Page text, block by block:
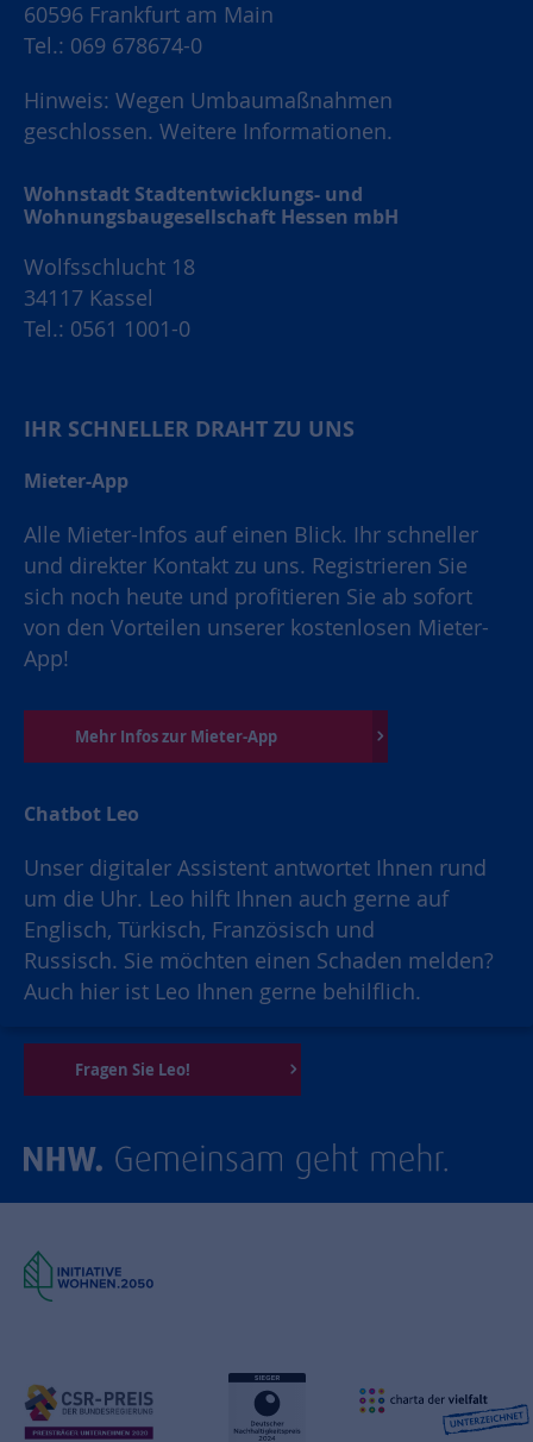
60596 Frankfurt am Main
Tel.: 069 678674-0
Hinweis: Wegen Umbaumaßnahmen
geschlossen. Weitere Informationen.
Wohnstadt Stadtentwicklungs- und
Wohnungsbaugesellschaft Hessen mbH
Wolfsschlucht 18
34117 Kassel
Tel.: 0561 1001-0
IHR SCHNELLER DRAHT ZU UNS
Mieter-App
Alle Mieter-Infos auf einen Blick. Ihr schneller
und direkter Kontakt zu uns. Registrieren Sie
sich noch heute und profitieren Sie ab sofort
von den Vorteilen unserer kostenlosen Mieter-
App!
Mehr Infos zur Mieter-App
Chatbot Leo
Unser digitaler Assistent antwortet Ihnen rund
um die Uhr. Leo hilft Ihnen auch gerne auf
Englisch, Türkisch, Französisch und
Russisch. Sie möchten einen Schaden melden?
Auch hier ist Leo Ihnen gerne behilflich.
Fragen Sie Leo!